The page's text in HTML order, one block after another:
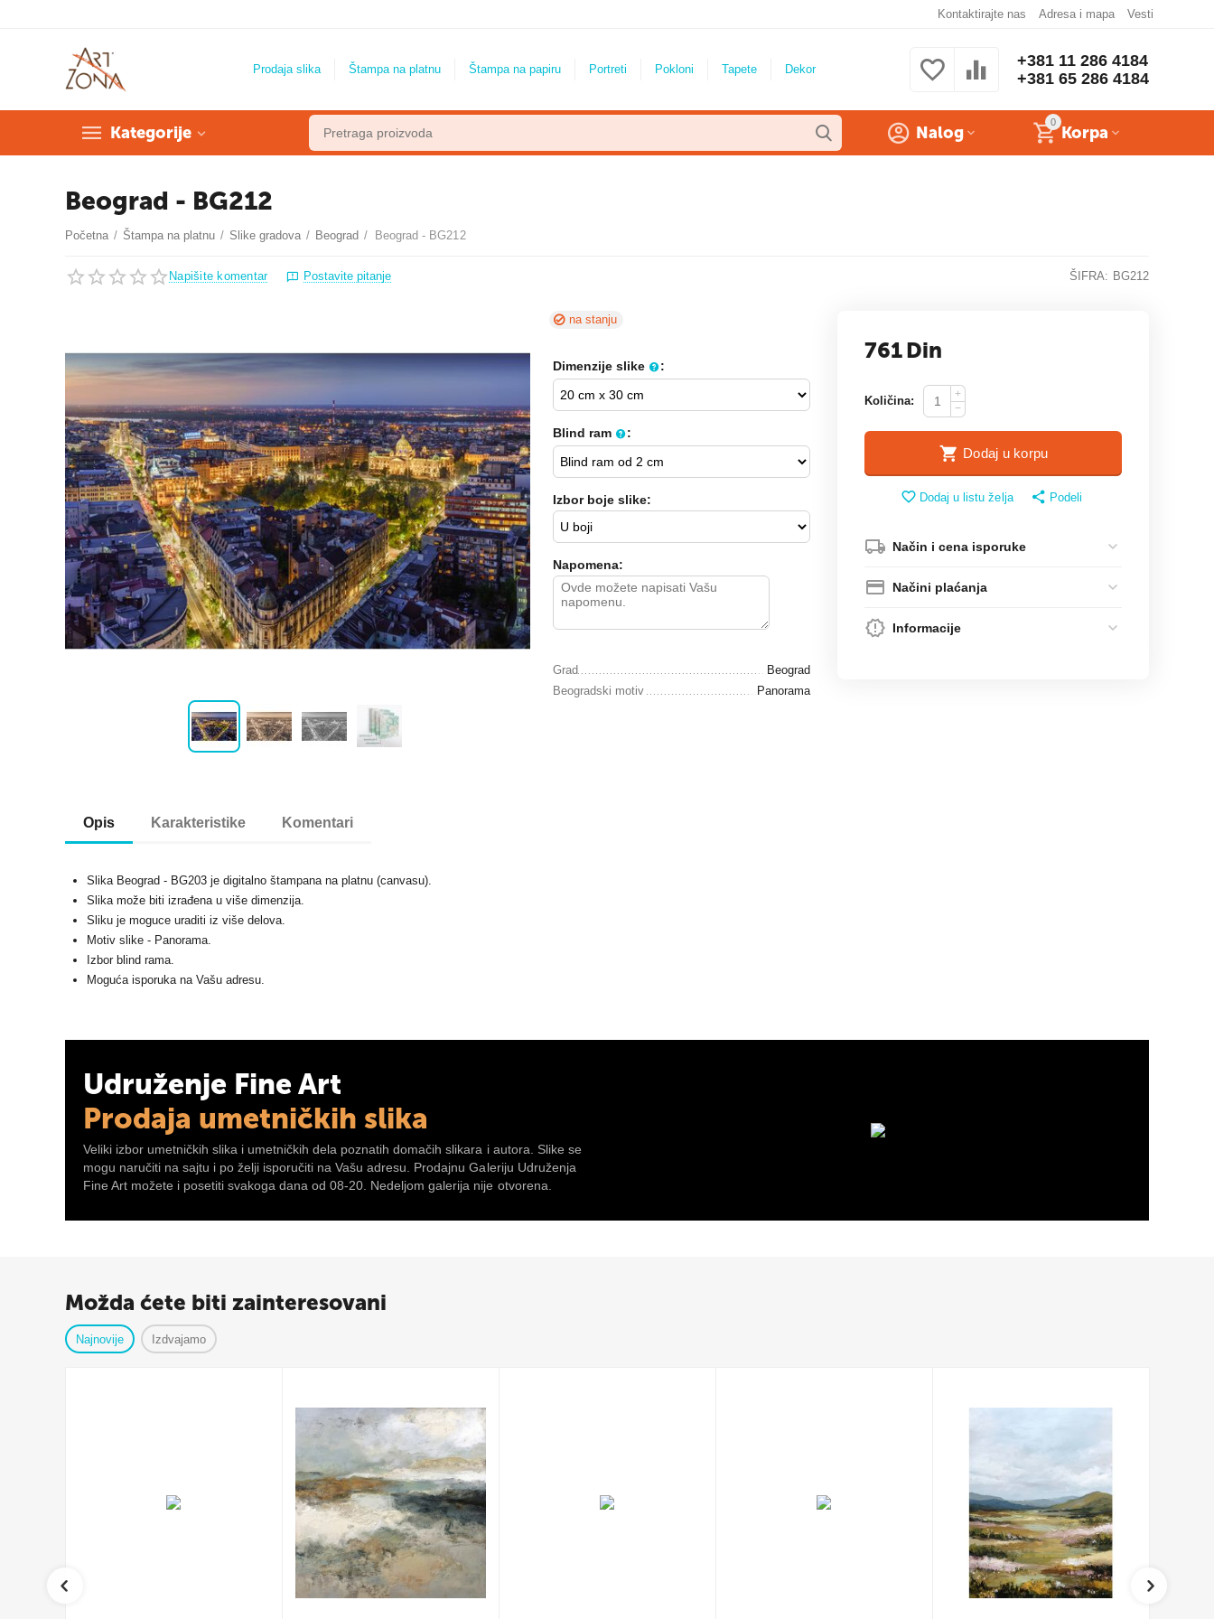
Kontaktirajte nas Adresa i mapa Vesti
Prodaja slika Štampa na platnu Štampa na papiru Portreti Pokloni Tapete Dekor
+381 11 286 4184
+381 65 286 4184
Kategorije
0
Korpa
Nalog
Beograd - BG212
Početna / Štampa na platnu / Slike gradova / Beograd / Beograd - BG212
Napišite komentar Postavite pitanje ŠIFRA: BG212
na stanju
Dimenzije slike :
Blind ram :
Izbor boje slike:
Napomena:
Grad
Beograd
Beogradski motiv
Panorama
761Din
Količina:
+
−
Dodaj u korpu
Dodaj u listu želja Podeli
Način i cena isporuke
Načini plaćanja
Informacije
Opis Karakteristike Komentari
Slika Beograd - BG203 je digitalno štampana na platnu (canvasu).
Slika može biti izrađena u više dimenzija.
Sliku je moguce uraditi iz više delova.
Motiv slike - Panorama.
Izbor blind rama.
Moguća isporuka na Vašu adresu.
Udruženje Fine Art
Prodaja umetničkih slika
Veliki izbor umetničkih slika i umetničkih dela poznatih domačih slikara i autora. Slike se
mogu naručiti na sajtu i po želji isporučiti na Vašu adresu. Prodajnu Galeriju Udruženja
Fine Art možete i posetiti svakoga dana od 08-20. Nedeljom galerija nije otvorena.
Možda ćete biti zainteresovani
Najnovije Izdvajamo